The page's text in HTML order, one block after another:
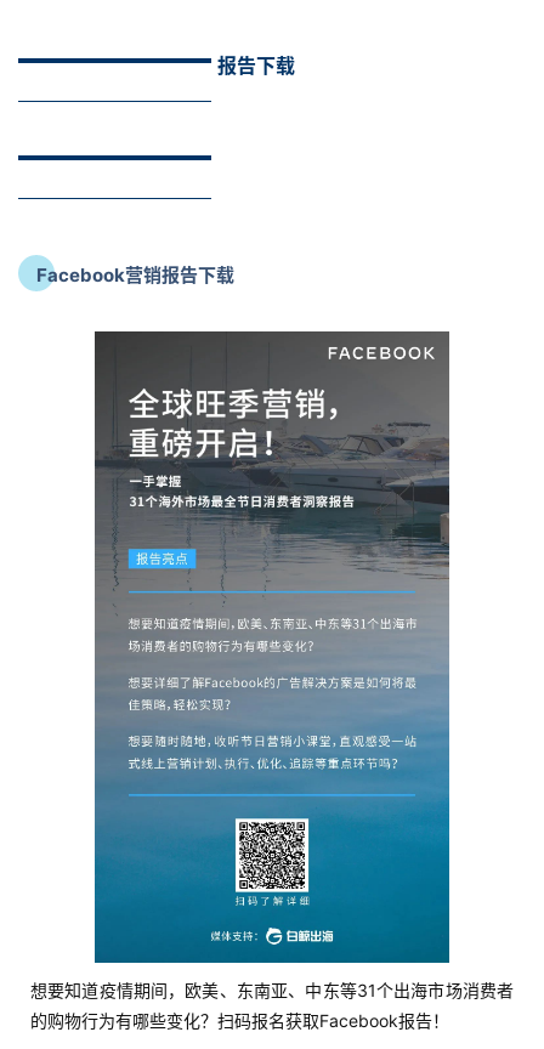
报告下载
Facebook营销报告下载
想要知道疫情期间，欧美、东南亚、中东等31个出海市场消费者
的购物行为有哪些变化？扫码报名获取Facebook报告！